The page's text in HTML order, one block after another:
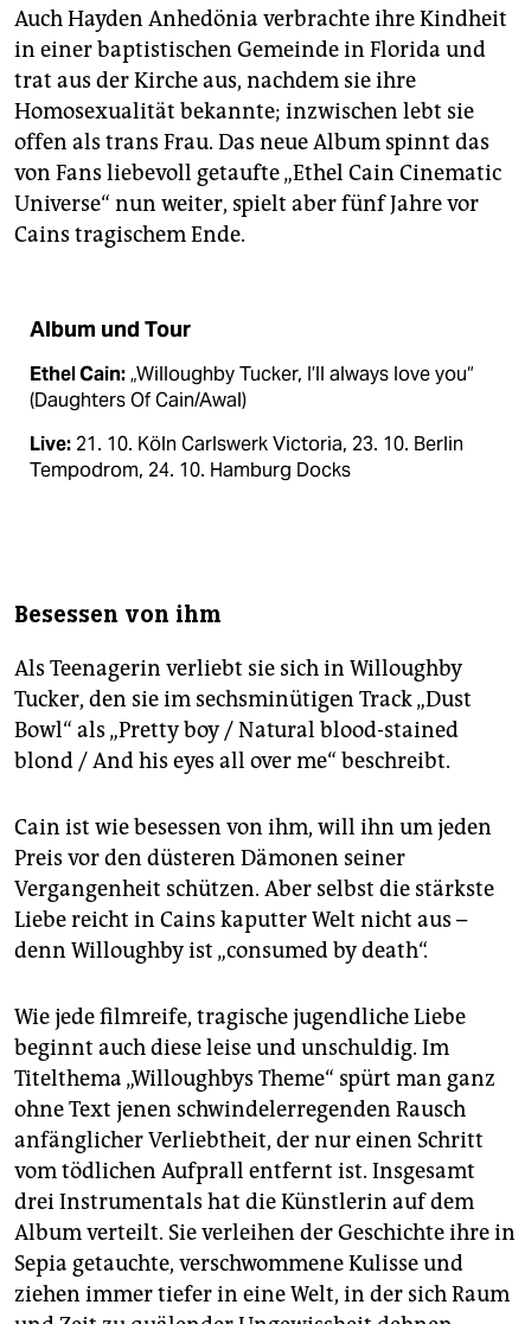
Auch Hayden Anhedönia verbrachte ihre Kindheit
in einer baptistischen Gemeinde in Florida und
trat aus der Kirche aus, nachdem sie ihre
Homosexualität bekannte; inzwischen lebt sie
offen als trans Frau. Das neue Album spinnt das
von Fans liebevoll getaufte „Ethel Cain Cinematic
Universe“ nun weiter, spielt aber fünf Jahre vor
Cains tragischem Ende.
Album und Tour
Ethel Cain:„Willoughby Tucker, I’ll always love you“
(Daughters Of Cain/Awal)
Live: 21. 10. Köln Carlswerk Victoria, 23. 10. Berlin
Tempodrom, 24. 10. Hamburg Docks
Besessen von ihm
Als Teenagerin verliebt sie sich in Wil­lough­by
Tucker, den sie im sechsminütigen Track „Dust
Bowl“ als „Pretty boy / Natural blood-stained
blond / And his eyes all over me“ beschreibt.
Cain ist wie besessen von ihm, will ihn um jeden
Preis vor den düsteren Dämonen seiner
Vergangenheit schützen. Aber selbst die stärkste
Liebe reicht in Cains kaputter Welt nicht aus –
denn Willoughby ist „consumed by death“.
Wie jede filmreife, tragische jugendliche Liebe
beginnt auch diese leise und unschuldig. Im
Titelthema „Wil­lough­bys Theme“ spürt man ganz
ohne Text jenen schwindelerregenden Rausch
anfänglicher Verliebtheit, der nur einen Schritt
vom tödlichen Aufprall entfernt ist. Insgesamt
drei Ins­tru­mentals hat die Künstlerin auf dem
Album verteilt. Sie verleihen der Geschichte ihre in
Sepia getauchte, verschwommene Kulisse und
ziehen immer tiefer in eine Welt, in der sich Raum